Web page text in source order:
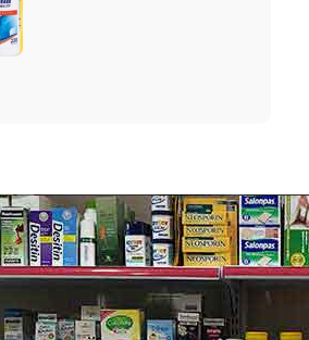
dưỡng, bôi trơn các khớp và
dẻo dai của khớp xương
chuyển và dẻo dai của khớp